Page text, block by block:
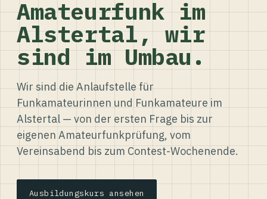
Amateurfunk im
Alstertal, wir
sind im Umbau.
Wir sind die Anlaufstelle für
Funkamateurinnen und Funkamateure im
Alstertal — von der ersten Frage bis zur
eigenen Amateurfunkprüfung, vom
Vereinsabend bis zum Contest-Wochenende.
Ausbildungskurs ansehen